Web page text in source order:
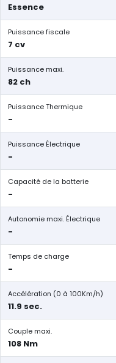
Essence
Puissance fiscale
7 cv
Puissance maxi.
82 ch
Puissance Thermique
-
Puissance Électrique
-
Capacité de la batterie
-
Autonomie maxi. Électrique
-
Temps de charge
-
Accélération (0 à 100Km/h)
11.9 sec.
Couple maxi.
108 Nm